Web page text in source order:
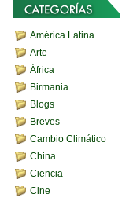
América Latina
Arte
África
Birmania
Blogs
Breves
Cambio Climático
China
Ciencia
Cine